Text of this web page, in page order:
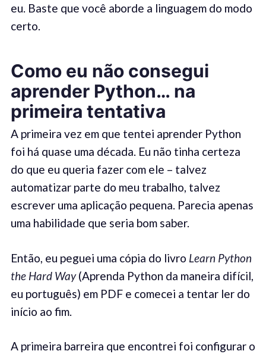
eu. Baste que você aborde a linguagem do modo
certo.
Como eu não consegui
aprender Python… na
primeira tentativa
A primeira vez em que tentei aprender Python
foi há quase uma década. Eu não tinha certeza
do que eu queria fazer com ele – talvez
automatizar parte do meu trabalho, talvez
escrever uma aplicação pequena. Parecia apenas
uma habilidade que seria bom saber.
Então, eu peguei uma cópia do livro Learn Python
the Hard Way(Aprenda Python da maneira difícil,
eu português) em PDF e comecei a tentar ler do
início ao fim.
A primeira barreira que encontrei foi configurar o